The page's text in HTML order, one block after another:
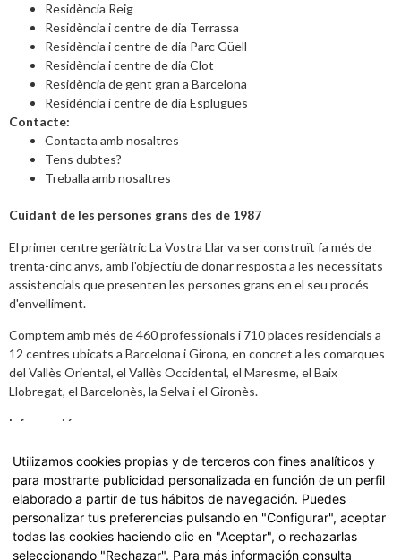
Residència Reig
Residència i centre de dia Terrassa
Residència i centre de dia Parc Güell
Residència i centre de dia Clot
Residència de gent gran a Barcelona
Residència i centre de dia Esplugues
Contacte:
Contacta amb nosaltres
Tens dubtes?
Treballa amb nosaltres
Cuidant de les persones grans des de 1987
El primer centre geriàtric La Vostra Llar va ser construït fa més de
trenta-cinc anys, amb l'objectiu de donar resposta a les necessitats
assistencials que presenten les persones grans en el seu procés
d'envelliment.
Comptem amb més de 460 professionals i 710 places residencials a
12 centres ubicats a Barcelona i Girona, en concret a les comarques
del Vallès Oriental, el Vallès Occidental, el Maresme, el Baix
Llobregat, el Barcelonès, la Selva i el Gironès.
Informació
Avís legal Política de Privacitat i dades
Carta de Serveis
Accedeix a la nostra Carta de Serveis fentclick aquí.
Utilizamos cookies propias y de terceros con fines analíticos y
para mostrarte publicidad personalizada en función de un perfil
elaborado a partir de tus hábitos de navegación. Puedes
personalizar tus preferencias pulsando en "Configurar", aceptar
todas las cookies haciendo clic en "Aceptar", o rechazarlas
seleccionando "Rechazar". Para más información consulta